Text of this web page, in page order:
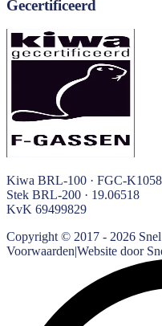
Gecertificeerd
Kiwa BRL-100 · FGC-
Stek BRL-200 · 19.06518
KvK 69499829
Copyright © 2017 - 2026
Voorwaarden|Website door